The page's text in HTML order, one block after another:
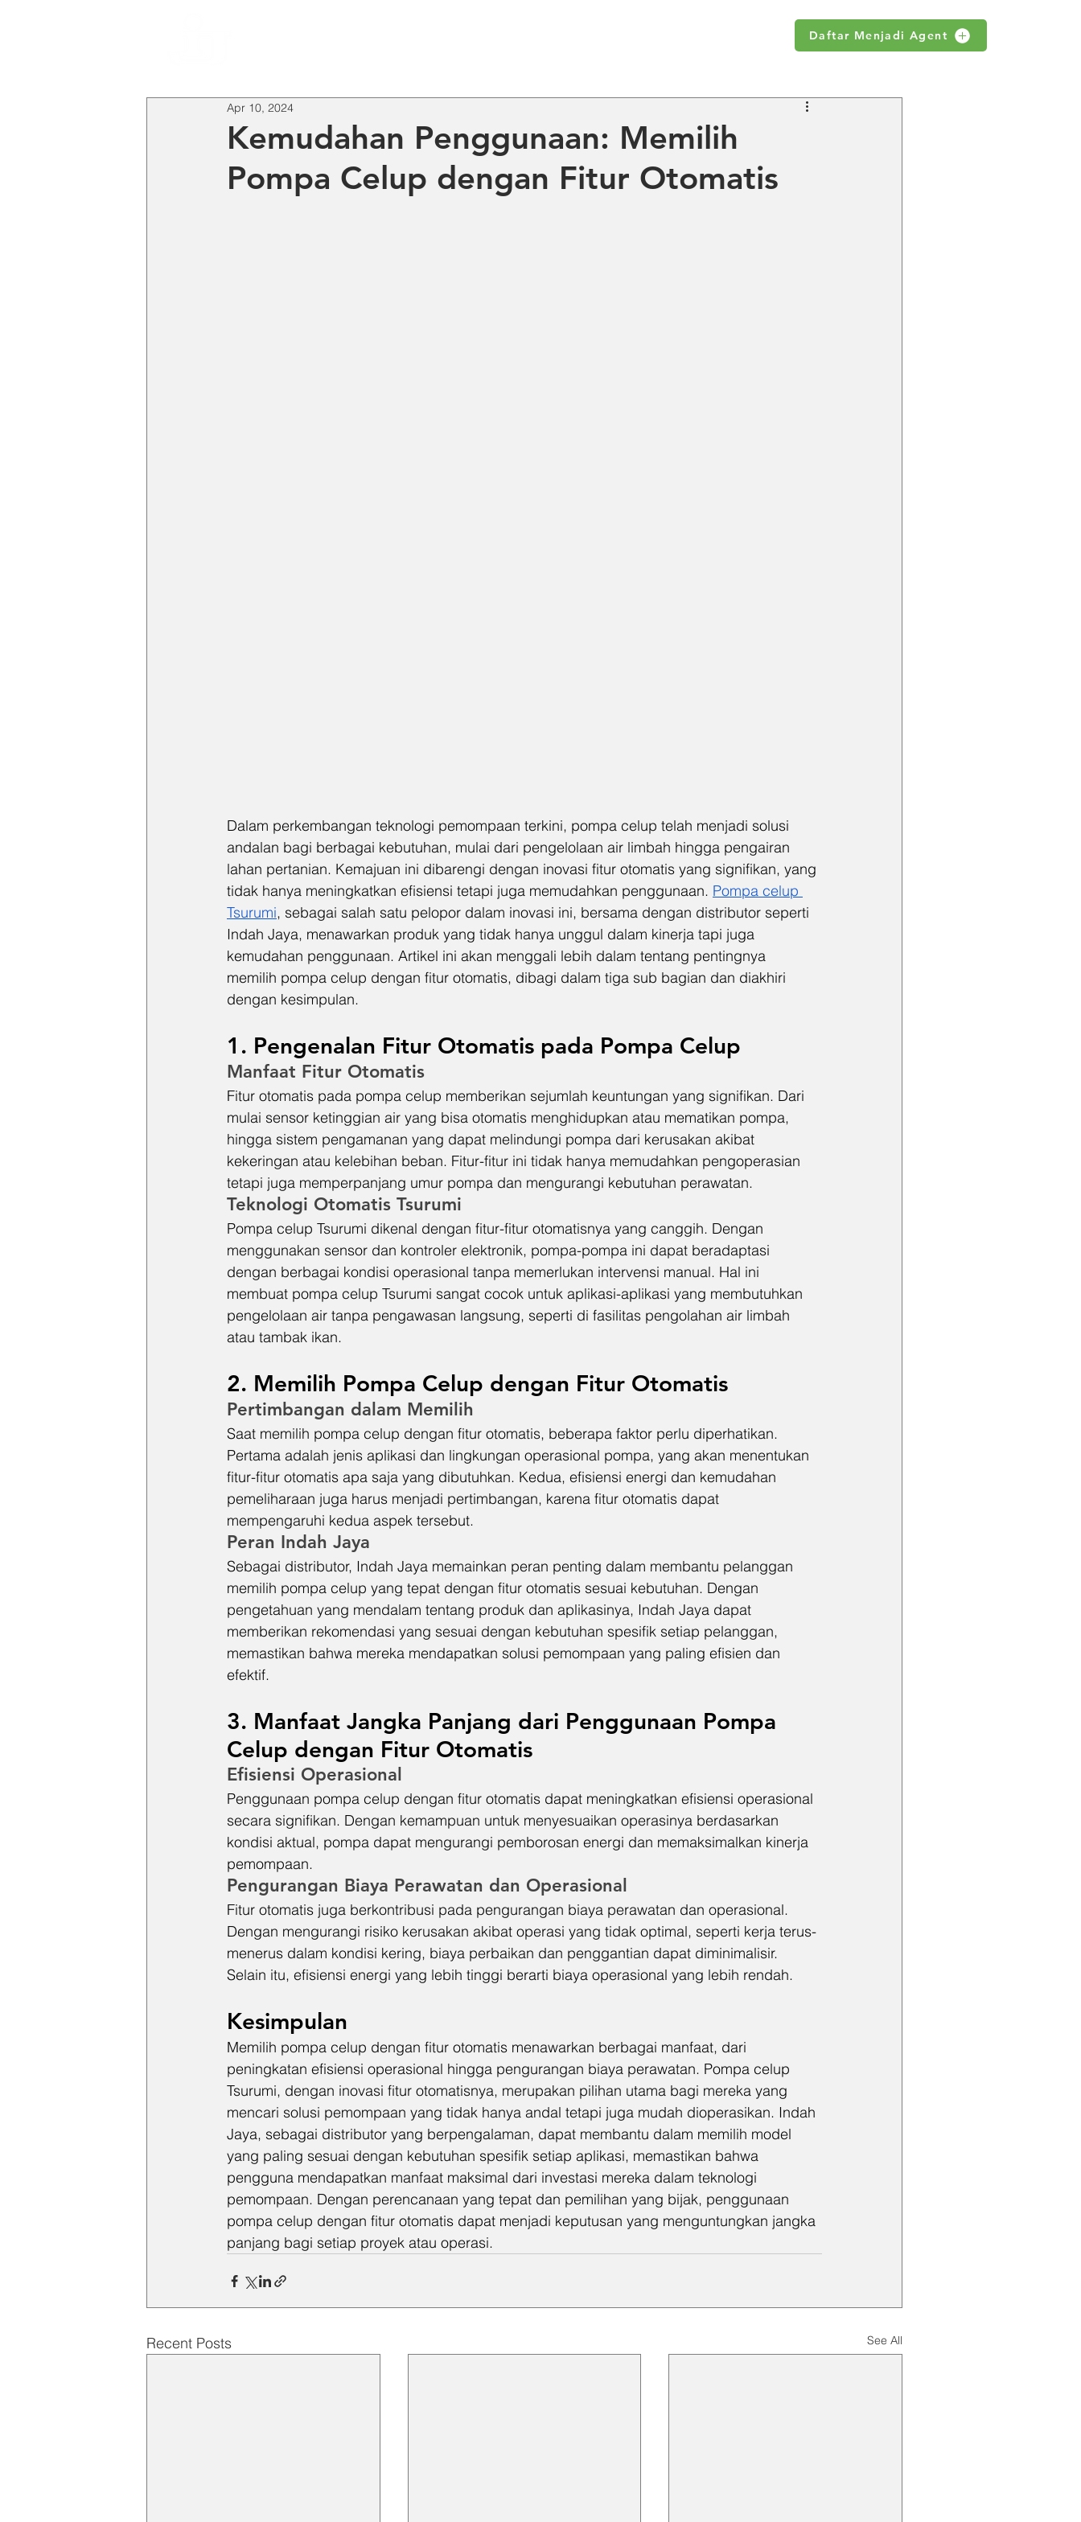
Daftar Menjadi Agent
Kemudahan Penggunaan: Memilih
Pompa Celup dengan Fitur Otomatis
Apr 10, 2024
Dalam perkembangan teknologi pemompaan terkini, pompa celup telah menjadi solusi
andalan bagi berbagai kebutuhan, mulai dari pengelolaan air limbah hingga pengairan
lahan pertanian. Kemajuan ini dibarengi dengan inovasi fitur otomatis yang signifikan, yang
tidak hanya meningkatkan efisiensi tetapi juga memudahkan penggunaan. Pompa celup
Tsurumi, sebagai salah satu pelopor dalam inovasi ini, bersama dengan distributor seperti
Indah Jaya, menawarkan produk yang tidak hanya unggul dalam kinerja tapi juga
kemudahan penggunaan. Artikel ini akan menggali lebih dalam tentang pentingnya
memilih pompa celup dengan fitur otomatis, dibagi dalam tiga sub bagian dan diakhiri
dengan kesimpulan.
1. Pengenalan Fitur Otomatis pada Pompa Celup
Manfaat Fitur Otomatis
Fitur otomatis pada pompa celup memberikan sejumlah keuntungan yang signifikan. Dari
mulai sensor ketinggian air yang bisa otomatis menghidupkan atau mematikan pompa,
hingga sistem pengamanan yang dapat melindungi pompa dari kerusakan akibat
kekeringan atau kelebihan beban. Fitur-fitur ini tidak hanya memudahkan pengoperasian
tetapi juga memperpanjang umur pompa dan mengurangi kebutuhan perawatan.
Teknologi Otomatis Tsurumi
Pompa celup Tsurumi dikenal dengan fitur-fitur otomatisnya yang canggih. Dengan
menggunakan sensor dan kontroler elektronik, pompa-pompa ini dapat beradaptasi
dengan berbagai kondisi operasional tanpa memerlukan intervensi manual. Hal ini
membuat pompa celup Tsurumi sangat cocok untuk aplikasi-aplikasi yang membutuhkan
pengelolaan air tanpa pengawasan langsung, seperti di fasilitas pengolahan air limbah
atau tambak ikan.
2. Memilih Pompa Celup dengan Fitur Otomatis
Pertimbangan dalam Memilih
Saat memilih pompa celup dengan fitur otomatis, beberapa faktor perlu diperhatikan.
Pertama adalah jenis aplikasi dan lingkungan operasional pompa, yang akan menentukan
fitur-fitur otomatis apa saja yang dibutuhkan. Kedua, efisiensi energi dan kemudahan
pemeliharaan juga harus menjadi pertimbangan, karena fitur otomatis dapat
mempengaruhi kedua aspek tersebut.
Peran Indah Jaya
Sebagai distributor, Indah Jaya memainkan peran penting dalam membantu pelanggan
memilih pompa celup yang tepat dengan fitur otomatis sesuai kebutuhan. Dengan
pengetahuan yang mendalam tentang produk dan aplikasinya, Indah Jaya dapat
memberikan rekomendasi yang sesuai dengan kebutuhan spesifik setiap pelanggan,
memastikan bahwa mereka mendapatkan solusi pemompaan yang paling efisien dan
efektif.
3. Manfaat Jangka Panjang dari Penggunaan Pompa
Celup dengan Fitur Otomatis
Efisiensi Operasional
Penggunaan pompa celup dengan fitur otomatis dapat meningkatkan efisiensi operasional
secara signifikan. Dengan kemampuan untuk menyesuaikan operasinya berdasarkan
kondisi aktual, pompa dapat mengurangi pemborosan energi dan memaksimalkan kinerja
pemompaan.
Pengurangan Biaya Perawatan dan Operasional
Fitur otomatis juga berkontribusi pada pengurangan biaya perawatan dan operasional.
Dengan mengurangi risiko kerusakan akibat operasi yang tidak optimal, seperti kerja terus-
menerus dalam kondisi kering, biaya perbaikan dan penggantian dapat diminimalisir.
Selain itu, efisiensi energi yang lebih tinggi berarti biaya operasional yang lebih rendah.
Kesimpulan
Memilih pompa celup dengan fitur otomatis menawarkan berbagai manfaat, dari
peningkatan efisiensi operasional hingga pengurangan biaya perawatan. Pompa celup
Tsurumi, dengan inovasi fitur otomatisnya, merupakan pilihan utama bagi mereka yang
mencari solusi pemompaan yang tidak hanya andal tetapi juga mudah dioperasikan. Indah
Jaya, sebagai distributor yang berpengalaman, dapat membantu dalam memilih model
yang paling sesuai dengan kebutuhan spesifik setiap aplikasi, memastikan bahwa
pengguna mendapatkan manfaat maksimal dari investasi mereka dalam teknologi
pemompaan. Dengan perencanaan yang tepat dan pemilihan yang bijak, penggunaan
pompa celup dengan fitur otomatis dapat menjadi keputusan yang menguntungkan jangka
panjang bagi setiap proyek atau operasi.
Recent Posts See All